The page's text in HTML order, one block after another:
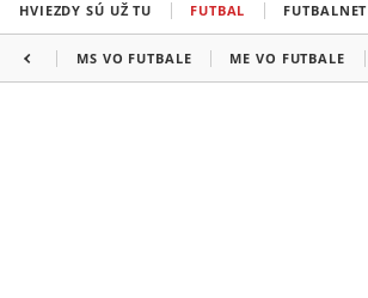
HVIEZDY SÚ UŽ TU FUTBAL FUTBALNET
MS VO FUTBALE ME VO FUTBALE